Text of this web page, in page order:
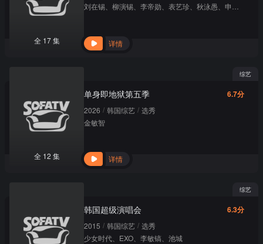
全 17 集
刘在锡 、柳演锡 、李帝勋 、表艺珍 、秋泳愚 、申诗雅
详情
全 12 集
综艺
单身即地狱第五季 6.7分
2026 / 韩国综艺 / 选秀
金敏智
详情
综艺
韩国超级演唱会 6.3分
2015 / 韩国综艺 / 选秀
少女时代、EXO、李敏镐、池城